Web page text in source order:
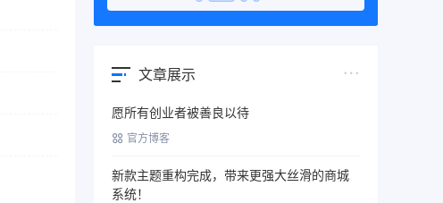
文章展示
愿所有创业者被善良以待
官方博客
新款主题重构完成，带来更强大丝滑的商城
系统！